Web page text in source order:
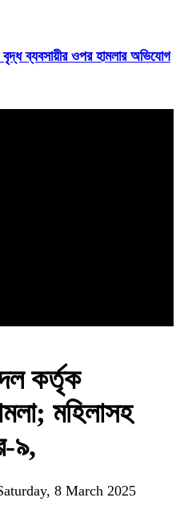
ব্যবসায়ীর ওপর হামলার অভিযোগ
কর্তৃক
মহিলাসহ
৯,
8 March 2025